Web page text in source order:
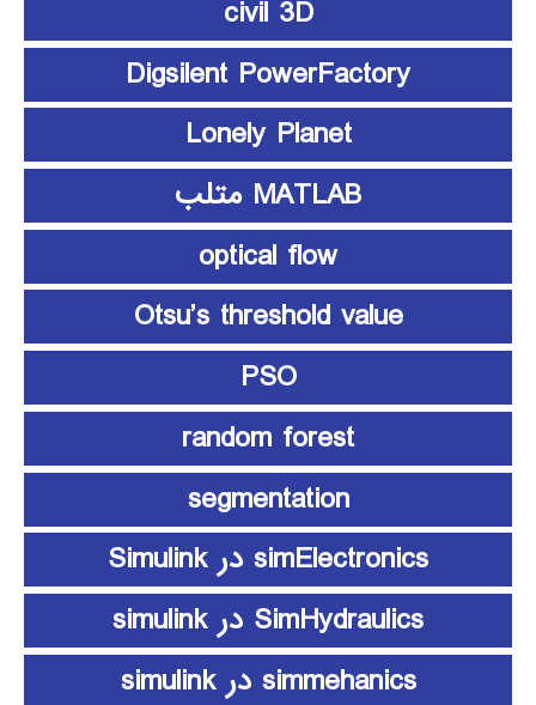
civil 3D
Digsilent PowerFactory
Lonely Planet
MATLAB متلب
optical flow
Otsu’s threshold value
PSO
random forest
segmentation
simElectronics در Simulink
SimHydraulics در simulink
simmehanics در simulink